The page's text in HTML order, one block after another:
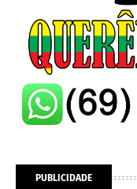
PUBLICIDADE